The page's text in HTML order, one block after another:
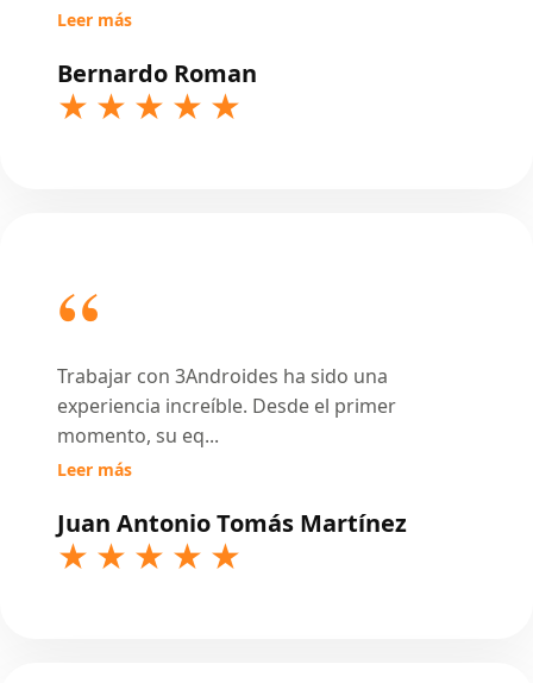
Bernardo Roman
Leer más
Juan Antonio Tomás Martínez
Trabajar con 3Androides ha sido una
experiencia increíble. Desde el primer
momento, su eq...
Leer más